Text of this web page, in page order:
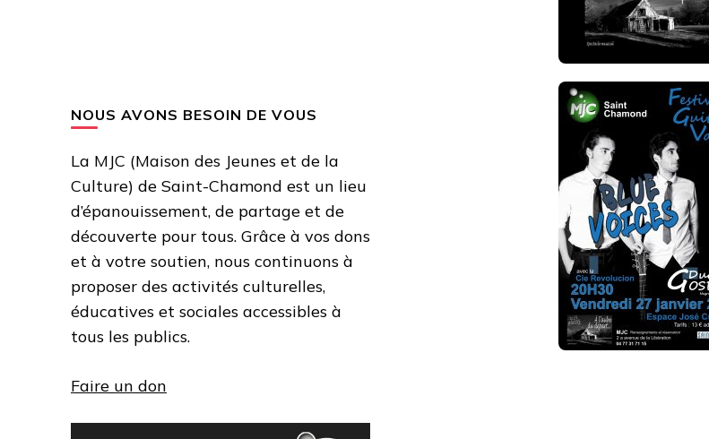
NOUS AVONS BESOIN DE VOUS
La MJC (Maison des Jeunes et de la
Culture) de Saint-Chamond est un lieu
d’épanouissement, de partage et de
découverte pour tous. Grâce à vos dons
et à votre soutien, nous continuons à
proposer des activités culturelles,
éducatives et sociales accessibles à
tous les publics.
Faire un don